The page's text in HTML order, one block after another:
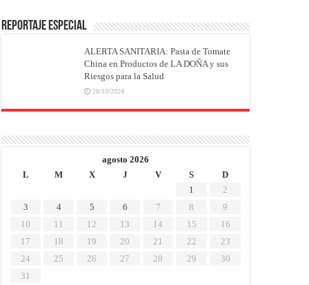
REPORTAJE ESPECIAL
ALERTA SANITARIA: Pasta de Tomate
China en Productos de LA DOÑA y sus
Riesgos para la Salud
28/10/2024
agosto 2026
L
M X J V S
D
1
2
3
4 5 6 7 8
9
10
11 12 13 14 15
16
17
18 19 20 21 22
23
24
25 26 27 28 29
30
31